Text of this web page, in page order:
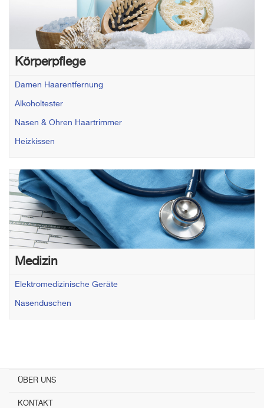
Körperpflege
Damen Haarentfernung
Alkoholtester
Nasen & Ohren Haartrimmer
Heizkissen
Medizin
Elektromedizinische Geräte
Nasenduschen
ÜBER UNS
KONTAKT